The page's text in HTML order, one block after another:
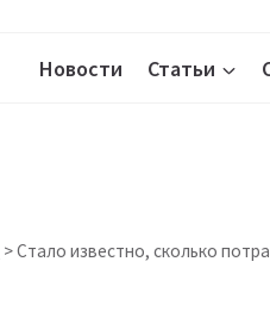
Новости Статьи
>Стало известно, сколько